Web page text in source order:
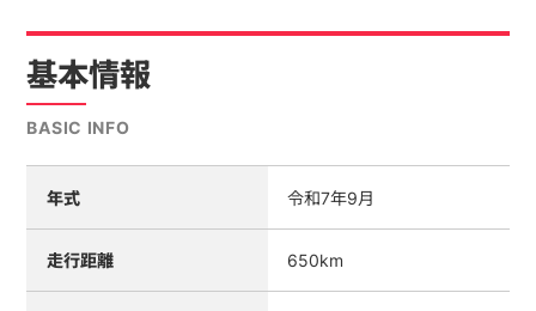
基本情報
BASIC INFO
年式 令和7年9月
走行距離 650km